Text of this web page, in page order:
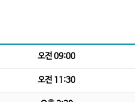
오전 09:00
오전 11:30